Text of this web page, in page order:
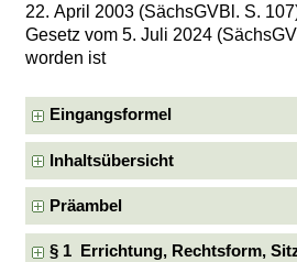
22. April 2003 (SächsGVBl. S.
Gesetz vom 5. Juli 2024
worden ist
Eingangsformel
Inhaltsübersicht
Präambel
§ 1 Errichtung, Rechtsform,